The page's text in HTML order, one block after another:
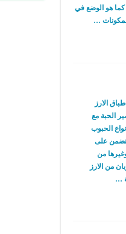
كما هو الوضع في
…
الارز
الحبة مع
الحبوب
يتضمن على
من
من الارز
…